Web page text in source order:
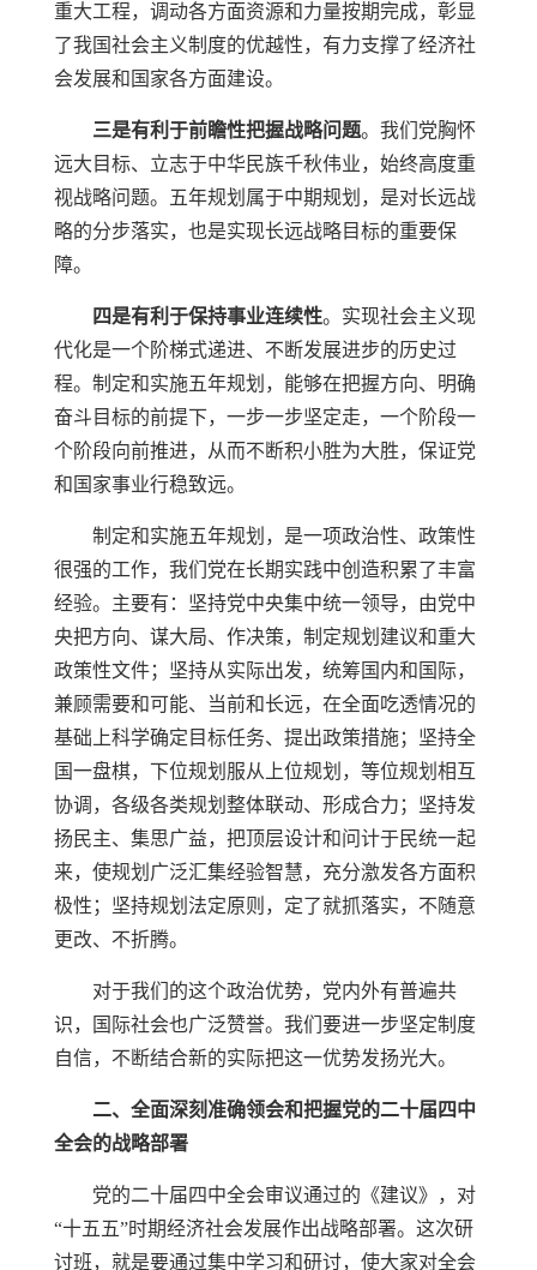
重大工程，调动各方面资源和力量按期完成，彰显
了我国社会主义制度的优越性，有力支撑了经济社
会发展和国家各方面建设。
三是有利于前瞻性把握战略问题。我们党胸怀
远大目标、立志于中华民族千秋伟业，始终高度重
视战略问题。五年规划属于中期规划，是对长远战
略的分步落实，也是实现长远战略目标的重要保
障。
四是有利于保持事业连续性。实现社会主义现
代化是一个阶梯式递进、不断发展进步的历史过
程。制定和实施五年规划，能够在把握方向、明确
奋斗目标的前提下，一步一步坚定走，一个阶段一
个阶段向前推进，从而不断积小胜为大胜，保证党
和国家事业行稳致远。
制定和实施五年规划，是一项政治性、政策性
很强的工作，我们党在长期实践中创造积累了丰富
经验。主要有：坚持党中央集中统一领导，由党中
央把方向、谋大局、作决策，制定规划建议和重大
政策性文件；坚持从实际出发，统筹国内和国际，
兼顾需要和可能、当前和长远，在全面吃透情况的
基础上科学确定目标任务、提出政策措施；坚持全
国一盘棋，下位规划服从上位规划，等位规划相互
协调，各级各类规划整体联动、形成合力；坚持发
扬民主、集思广益，把顶层设计和问计于民统一起
来，使规划广泛汇集经验智慧，充分激发各方面积
极性；坚持规划法定原则，定了就抓落实，不随意
更改、不折腾。
对于我们的这个政治优势，党内外有普遍共
识，国际社会也广泛赞誉。我们要进一步坚定制度
自信，不断结合新的实际把这一优势发扬光大。
二、全面深刻准确领会和把握党的二十届四中
全会的战略部署
党的二十届四中全会审议通过的《建议》，对
“十五五”时期经济社会发展作出战略部署。这次研
讨班，就是要通过集中学习和研讨，使大家对全会